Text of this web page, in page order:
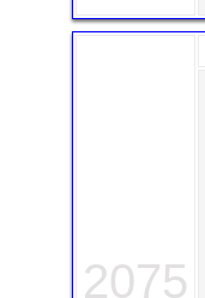
2075